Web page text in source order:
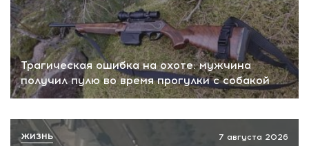
Трагическая ошибка на охоте: мужчина
получил пулю во время прогулки с собакой
7 августа 2026
ЖИЗНЬ